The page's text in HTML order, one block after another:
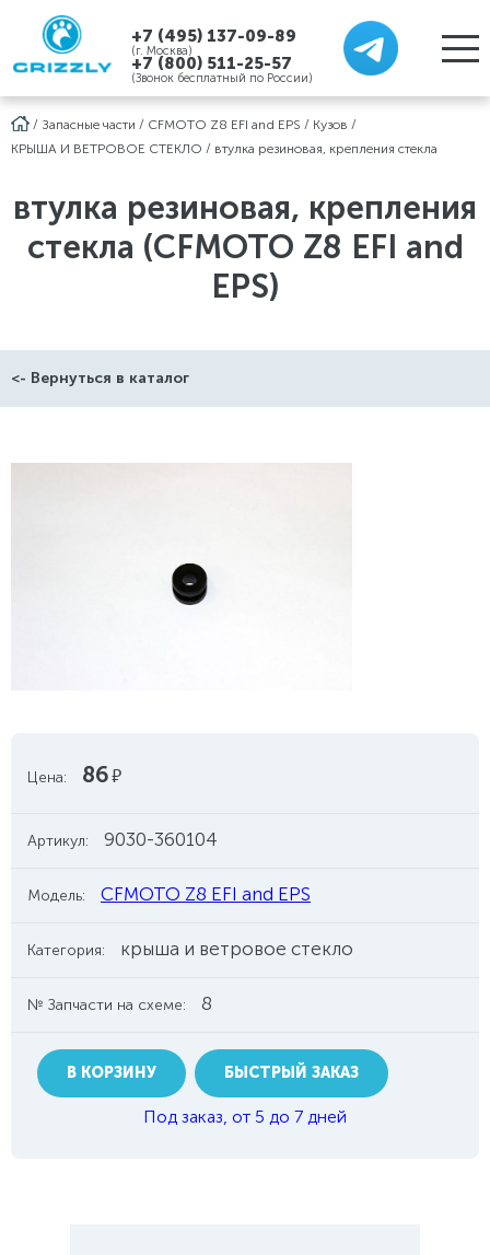
+7 (495) 137-09-89
(г. Москва)
+7 (800) 511-25-57
(Звонок бесплатный по России)
/ Запасные части / CFMOTO Z8 EFI and EPS / Кузов /
КРЫША И ВЕТРОВОЕ СТЕКЛО / втулка резиновая, крепления стекла
втулка резиновая, крепления
стекла (CFMOTO Z8 EFI and
EPS)
<- Вернуться в каталог
Цена: 86руб.
Артикул: 9030-360104
Модель: CFMOTO Z8 EFI and EPS
Категория: крыша и ветровое стекло
№ Запчасти на схеме: 8
В КОРЗИНУ БЫСТРЫЙ ЗАКАЗ
Под заказ, от 5 до 7 дней